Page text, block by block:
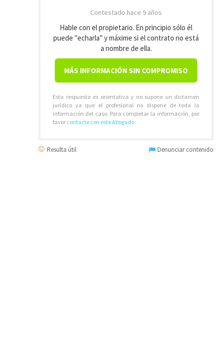
Contestado hace 9 años
Hable con el propietario. En principio sólo él
puede "echarla" y máxime si el contrato no está
a nombre de ella.
MÁS INFORMACIÓN SIN COMPROMISO
Esta respuesta es orientativa y no supone un dictamen
jurídico ya que el profesional no dispone de toda la
información del caso. Para completar la información, por
favor contacte con este Abogado
Resulta útil Denunciar contenido